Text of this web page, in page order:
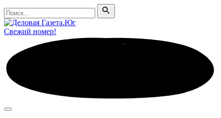
Поиск
Поиск
Свежий номер!